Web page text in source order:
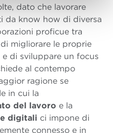
dato che lavorare
da know how di diversa
proficue tra
migliorare le proprie
di sviluppare un focus
al contempo
ragione se
in cui la
del lavoro e la
digitali ci impone di
connesso e in